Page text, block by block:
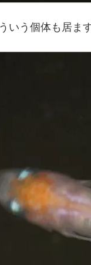
いう個体も居ま